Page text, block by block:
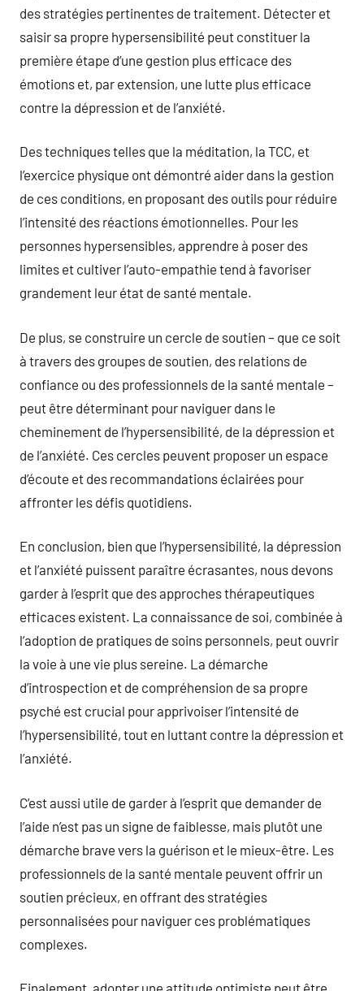
des stratégies pertinentes de traitement. Détecter et
saisir sa propre hypersensibilité peut constituer la
première étape d’une gestion plus efficace des
émotions et, par extension, une lutte plus efficace
contre la dépression et de l’anxiété.
Des techniques telles que la méditation, la TCC, et
l’exercice physique ont démontré aider dans la gestion
de ces conditions, en proposant des outils pour réduire
l’intensité des réactions émotionnelles. Pour les
personnes hypersensibles, apprendre à poser des
limites et cultiver l’auto-empathie tend à favoriser
grandement leur état de santé mentale.
De plus, se construire un cercle de soutien – que ce soit
à travers des groupes de soutien, des relations de
confiance ou des professionnels de la santé mentale –
peut être déterminant pour naviguer dans le
cheminement de l’hypersensibilité, de la dépression et
de l’anxiété. Ces cercles peuvent proposer un espace
d’écoute et des recommandations éclairées pour
affronter les défis quotidiens.
En conclusion, bien que l’hypersensibilité, la dépression
et l’anxiété puissent paraître écrasantes, nous devons
garder à l’esprit que des approches thérapeutiques
efficaces existent. La connaissance de soi, combinée à
l’adoption de pratiques de soins personnels, peut ouvrir
la voie à une vie plus sereine. La démarche
d’introspection et de compréhension de sa propre
psyché est crucial pour apprivoiser l’intensité de
l’hypersensibilité, tout en luttant contre la dépression et
l’anxiété.
C’est aussi utile de garder à l’esprit que demander de
l’aide n’est pas un signe de faiblesse, mais plutôt une
démarche brave vers la guérison et le mieux-être. Les
professionnels de la santé mentale peuvent offrir un
soutien précieux, en offrant des stratégies
personnalisées pour naviguer ces problématiques
complexes.
Finalement, adopter une attitude optimiste peut être